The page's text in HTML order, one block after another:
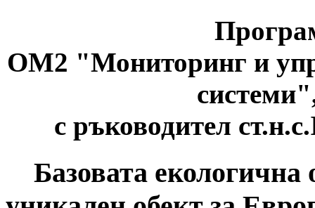
ОМ2 "Мониторинг и
с ръководител
Базовата екологична